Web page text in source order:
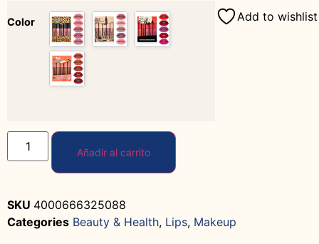
Color
Añadir al carrito
Add to wishlist
SKU 4000666325088
Categories Beauty & Health, Lips, Makeup